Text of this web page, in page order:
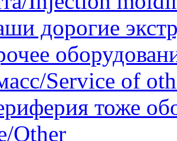
дорогие
Service of
тоже
Other